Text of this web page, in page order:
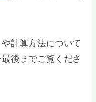
計算方法について
後までご覧くださ